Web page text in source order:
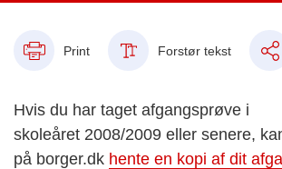
Print Forstør tekst
Hvis du har taget afgangsprøve i
skoleåret 2008/2009 eller senere,
på borger.dk hente en kopi af dit